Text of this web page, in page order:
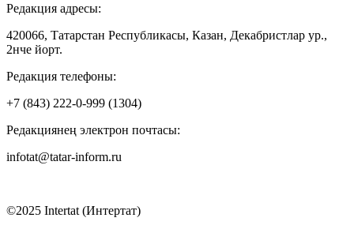
Редакция адресы:
420066, Татарстан Республикасы, Казан, Декабристлар ур.,
2нче йорт.
Редакция телефоны:
+7 (843) 222-0-999 (1304)
Редакциянең электрон почтасы:
infotat@tatar-inform.ru
©2025 Intertat (Интертат)